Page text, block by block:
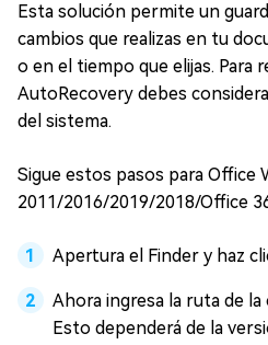
Esta solución permite un
cambios que realizas en tu
o en el tiempo que elijas. Para
AutoRecovery debes
del sistema.
Sigue estos pasos para Office
2011/2016/2019/2018/Office
Apertura el Finder y haz
Ahora ingresa la ruta de
Esto dependerá de la